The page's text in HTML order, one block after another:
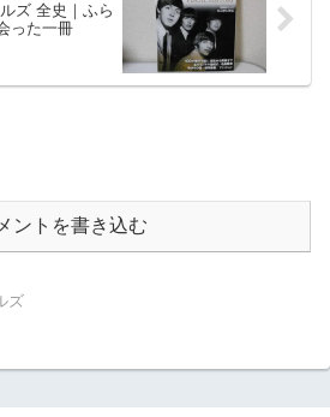
ズ 全史｜ふら
った一冊
ントを書き込む
ズ